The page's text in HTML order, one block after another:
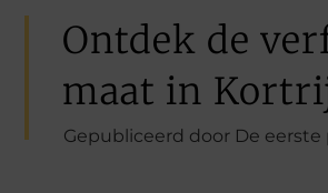
Ontdek de
maat in
Gepubliceerd door De eerste